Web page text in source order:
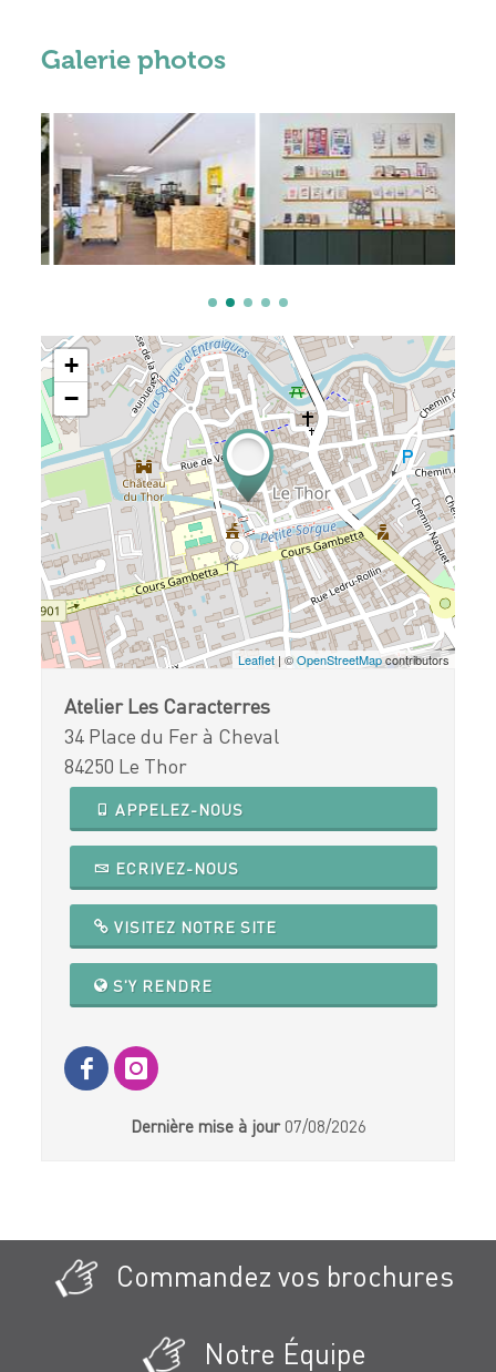
Galerie photos
+
−
Leaflet| ©OpenStreetMapcontributors
Atelier Les Caracterres
34 Place du Fer à Cheval
84250 Le Thor
APPELEZ-NOUS
ECRIVEZ-NOUS
VISITEZ NOTRE SITE
S'Y RENDRE
Dernière mise à jour 07/08/2026
Commandez vos brochures
Notre Équipe